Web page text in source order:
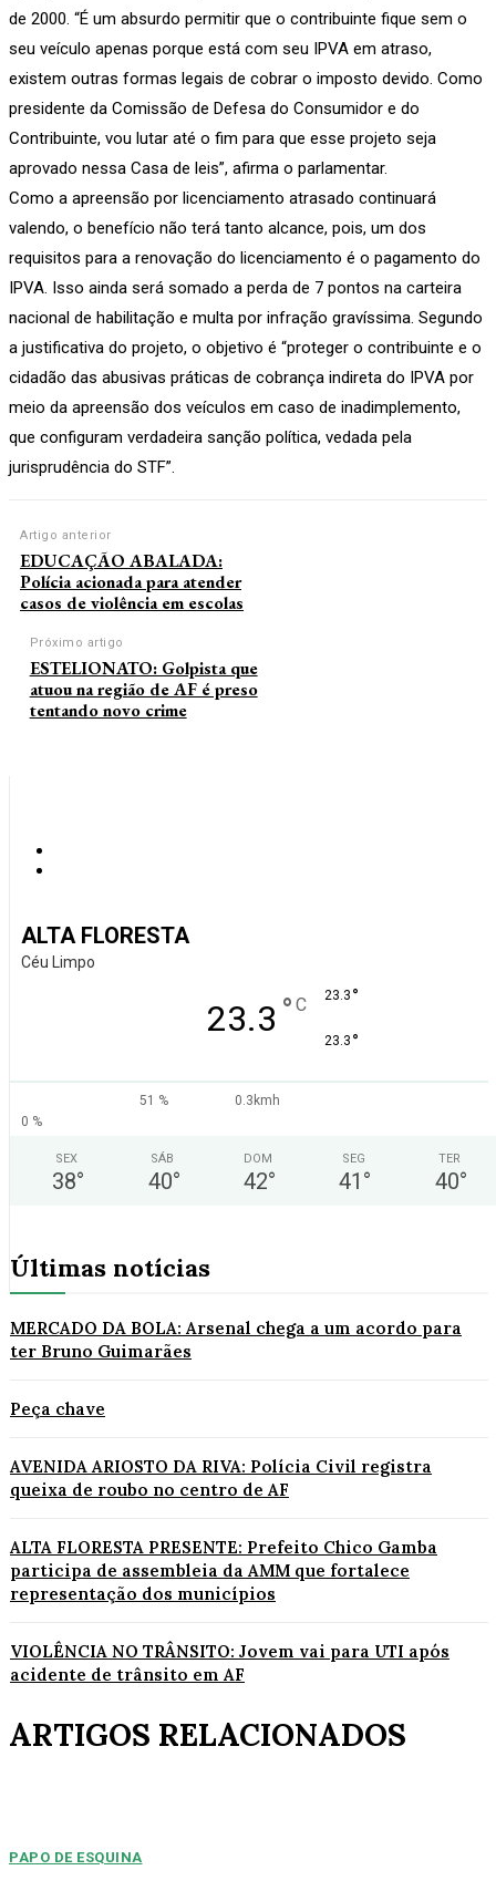
de 2000. “É um absurdo permitir que o contribuinte fique sem o
seu veículo apenas porque está com seu IPVA em atraso,
existem outras formas legais de cobrar o imposto devido. Como
presidente da Comissão de Defesa do Consumidor e do
Contribuinte, vou lutar até o fim para que esse projeto seja
aprovado nessa Casa de leis”, afirma o parlamentar.
Como a apreensão por licenciamento atrasado continuará
valendo, o benefício não terá tanto alcance, pois, um dos
requisitos para a renovação do licenciamento é o pagamento do
IPVA. Isso ainda será somado a perda de 7 pontos na carteira
nacional de habilitação e multa por infração gravíssima. Segundo
a justificativa do projeto, o objetivo é “proteger o contribuinte e o
cidadão das abusivas práticas de cobrança indireta do IPVA por
meio da apreensão dos veículos em caso de inadimplemento,
que configuram verdadeira sanção política, vedada pela
jurisprudência do STF”.
Artigo anterior
EDUCAÇÃO ABALADA:
Polícia acionada para atender
casos de violência em escolas
Próximo artigo
ESTELIONATO: Golpista que
atuou na região de AF é preso
tentando novo crime
ALTA FLORESTA
Céu Limpo
23.3 ° C 23.3 °
23.3 °
51 %
0.3kmh
0 %
SEX
38°
SÁB
40°
DOM
42°
SEG
41 °
TER
40°
Últimas notícias
MERCADO DA BOLA: Arsenal chega a um acordo para
ter Bruno Guimarães
Peça chave
AVENIDA ARIOSTO DA RIVA: Polícia Civil registra
queixa de roubo no centro de AF
ALTA FLORESTA PRESENTE: Prefeito Chico Gamba
participa de assembleia da AMM que fortalece
representação dos municípios
VIOLÊNCIA NO TRÂNSITO: Jovem vai para UTI após
acidente de trânsito em AF
ARTIGOS RELACIONADOS
PAPO DE ESQUINA